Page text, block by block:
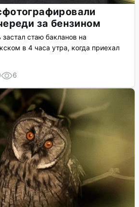
за бензином
стаю бакланов на
в 4 часа утра, когда приехал
6